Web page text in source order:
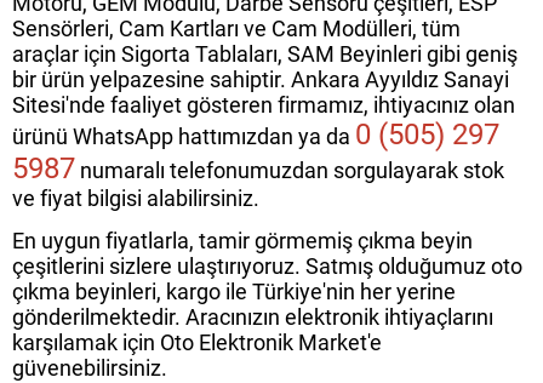
Sensörleri, Cam Kartları ve Cam Modülleri, tüm
araçlar için Sigorta Tablaları, SAM Beyinleri gibi geniş
bir ürün yelpazesine sahiptir. Ankara Ayyıldız Sanayi
Sitesi'nde faaliyet gösteren firmamız, ihtiyacınız olan
ürünü WhatsApp hattımızdan ya da 0 (505) 297
5987 numaralı telefonumuzdan sorgulayarak stok
ve fiyat bilgisi alabilirsiniz.
En uygun fiyatlarla, tamir görmemiş çıkma beyin
çeşitlerini sizlere ulaştırıyoruz. Satmış olduğumuz oto
çıkma beyinleri, kargo ile Türkiye'nin her yerine
gönderilmektedir. Aracınızın elektronik ihtiyaçlarını
karşılamak için Oto Elektronik Market'e
güvenebilirsiniz.